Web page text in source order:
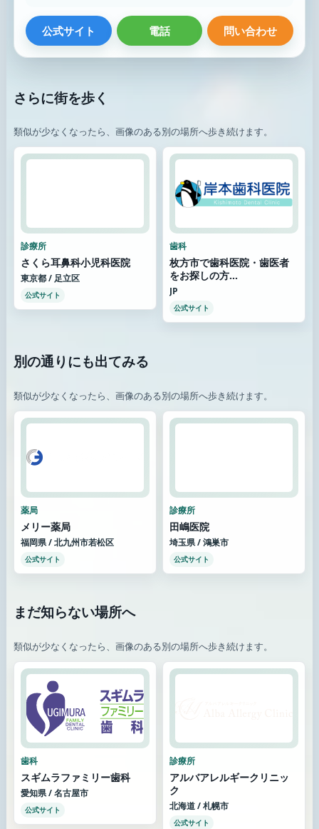
公式サイト 電話 問い合わせ
さらに街を歩く
類似が少なくなったら、画像のある別の場所へ歩き続けます。
診療所
さくら耳鼻科小児科医院
東京都 / 足立区
公式サイト
歯科
枚方市で歯科医院・歯医者
をお探しの方...
JP
公式サイト
別の通りにも出てみる
類似が少なくなったら、画像のある別の場所へ歩き続けます。
薬局
メリー薬局
福岡県 / 北九州市若松区
公式サイト
診療所
田嶋医院
埼玉県 / 鴻巣市
公式サイト
まだ知らない場所へ
類似が少なくなったら、画像のある別の場所へ歩き続けます。
歯科
スギムラファミリー歯科
愛知県 / 名古屋市
公式サイト
診療所
アルバアレルギークリニッ
ク
北海道 / 札幌市
公式サイト